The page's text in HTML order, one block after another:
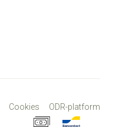
Cookies ODR-platform